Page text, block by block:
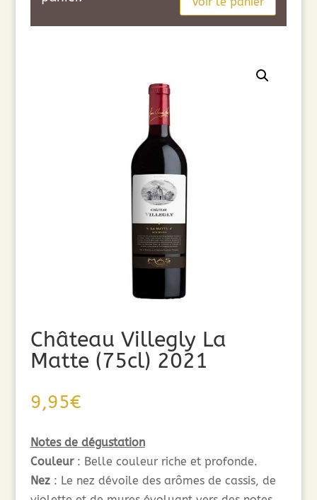
Château Villegly La
Matte (75cl) 2021
9,95€
Notes de dégustation
Couleur: Belle couleur riche et profonde.
Nez: Le nez dévoile des arômes de cassis, de